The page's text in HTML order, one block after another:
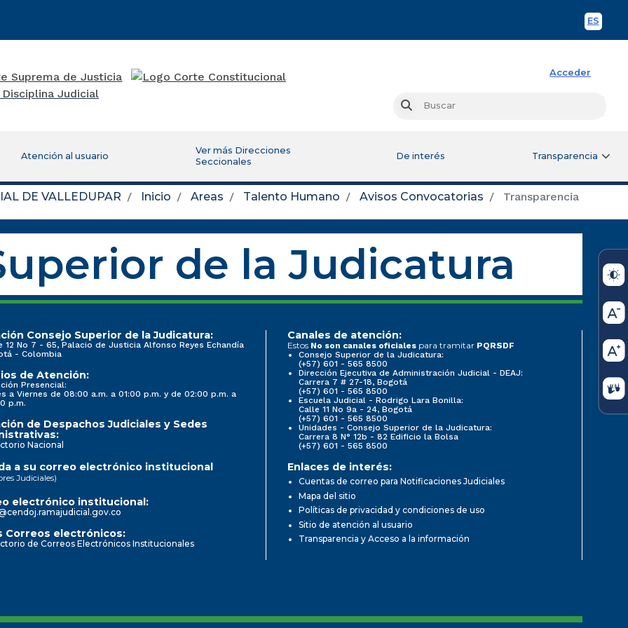
ES
Acceder
Buscar
Atención al usuario
Ver más Direcciones
Seccionales
De interés Transparencia
DE VALLEDUPAR Inicio Areas Talento Humano Avisos Convocatorias Transparencia
de la Judicatura
Consejo Superior de la Judicatura:
12 No 7 - 65, Palacio de Justicia Alfonso Reyes Echandía
- Colombia
de Atención:
Presencial:
a Viernes de 08:00 a.m. a 01:00 p.m. y de 02:00 p.m. a
p.m.
de Despachos Judiciales y Sedes
Nacional
Canales de atención:
Estos No son canales oficiales para tramitar PQRSDF
Consejo Superior de la Judicatura:
(+57) 601 - 565 8500
Dirección Ejecutiva de Administración Judicial - DEAJ:
Carrera 7 # 27-18, Bogotá
(+57) 601 - 565 8500
Escuela Judicial - Rodrigo Lara Bonilla:
Calle 11 No 9a - 24, Bogotá
(+57) 601 - 565 8500
Unidades - Consejo Superior de la Judicatura:
Carrera 8 N° 12b - 82 Edificio la Bolsa
(+57) 601 - 565 8500
a su correo electrónico institucional
Judiciales)
electrónico institucional:
Correos electrónicos:
de Correos Electrónicos Institucionales
Enlaces de interés:
Cuentas de correo para Notificaciones Judiciales
Mapa del sitio
Políticas de privacidad y condiciones de uso
Sitio de atención al usuario
Transparencia y Acceso a la información